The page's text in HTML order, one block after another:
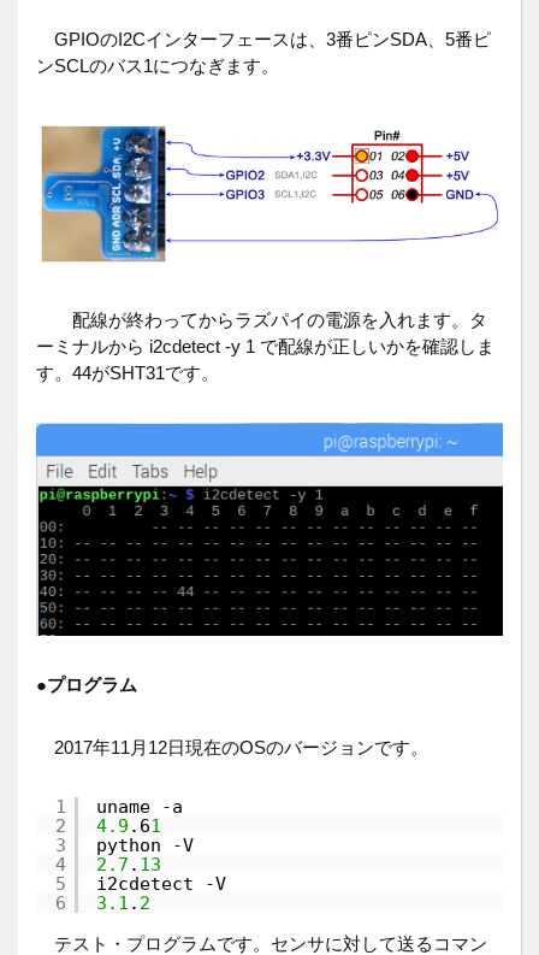
GPIOのI2Cインターフェースは、3番ピンSDA、5番ピ
ンSCLのバス1につなぎます。
配線が終わってからラズパイの電源を入れます。タ
ーミナルから i2cdetect -y 1 で配線が正しいかを確認しま
す。44がSHT31です。
●プログラム
2017年11月12日現在のOSのバージョンです。
1
2
3
4
5
6
uname -a
4.9 .61
python
-V
2.7 . 13
i2cdetect
-V
3.1 . 2
テスト・プログラムです。センサに対して送るコマン